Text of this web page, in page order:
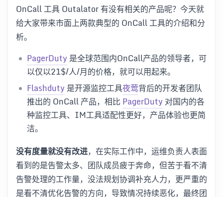
OnCall 工具 Outalator 有没有相关的产品呢？今天就
给大家带来市面上两款典型的 OnCall 工具的介绍和分
析。
PagerDuty是全球范围内OnCall产品的领导者，可
以仅以21$/人/月的价格，就可以用起来。
Flashduty是开源监控工具夜莺背后的开发者团队
推出的 OnCall 产品，相比 PagerDuty 对国内的各
种监控工具、IM工具适配性更好，产品体验也更简
洁。
没有度量就没有改进，在实际工作中，运维负责人表面
看到的是告警太多、团队成员疲于奔命，但苦于看不清
告警处理的工作量，没法规划协调补充人力，更严重的
是看不清优化告警的方向，导致情况持续恶化，最终团